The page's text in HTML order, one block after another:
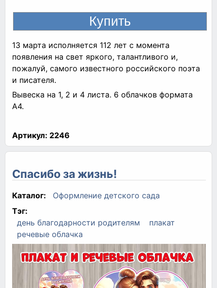
13 марта исполняется 112 лет с момента
появления на свет яркого, талантливого и,
пожалуй, самого известного российского поэта
и писателя.
Вывеска на 1, 2 и 4 листа. 6 облачков формата
А4.
Артикул: 2246
Спасибо за жизнь!
Каталог:
Оформление детского сада
Тэг:
день благодарности родителям
плакат
речевые облачка